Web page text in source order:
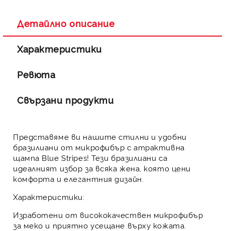
Детайлно описание
Характеристики
Ревюта
Свързани продукти
Представяме ви нашите стилни и удобни
бразилиани от микрофибър с атрактивна
щампа Blue Stripes! Тези бразилиани са
идеалният избор за всяка жена, която цени
комфорта и елегантния дизайн.
Характеристики:
Изработени от висококачествен микрофибър
за меко и приятно усещане върху кожата.